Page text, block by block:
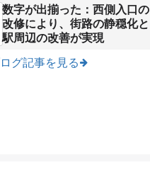
数字が出揃った：西側入口の
改修により、街路の静穏化と
駅周辺の改善が実現
グ記事を見る